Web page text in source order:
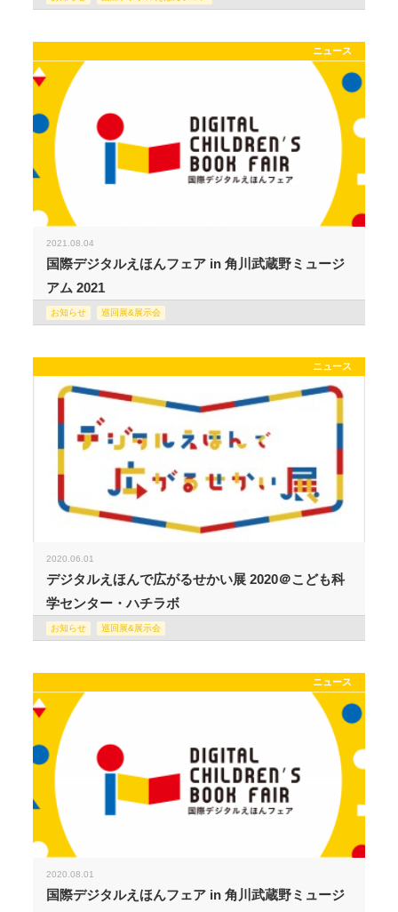
ニュース
2021.08.04
国際デジタルえほんフェア in 角川武蔵野ミュージ
アム 2021
お知らせ 巡回展&展示会
ニュース
2020.06.01
デジタルえほんで広がるせかい展 2020＠こども科
学センター・ハチラボ
お知らせ 巡回展&展示会
ニュース
2020.08.01
国際デジタルえほんフェア in 角川武蔵野ミュージ